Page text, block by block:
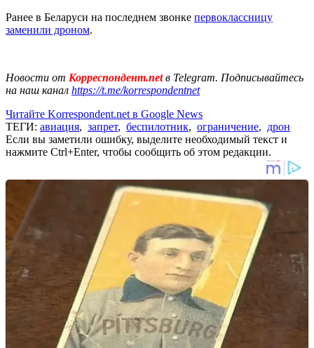
Ранее в Беларуси на последнем звонке первоклассницу
заменили дроном.
Новости от Корреспондент.netв Telegram. Подписывайтесь
на наш канал https://t.me/korrespondentnet
Читайте Korrespondent.net в Google News
ТЕГИ: авиация, запрет, беспилотник, ограничение, дрон
Если вы заметили ошибку, выделите необходимый текст и
нажмите Ctrl+Enter, чтобы сообщить об этом редакции.